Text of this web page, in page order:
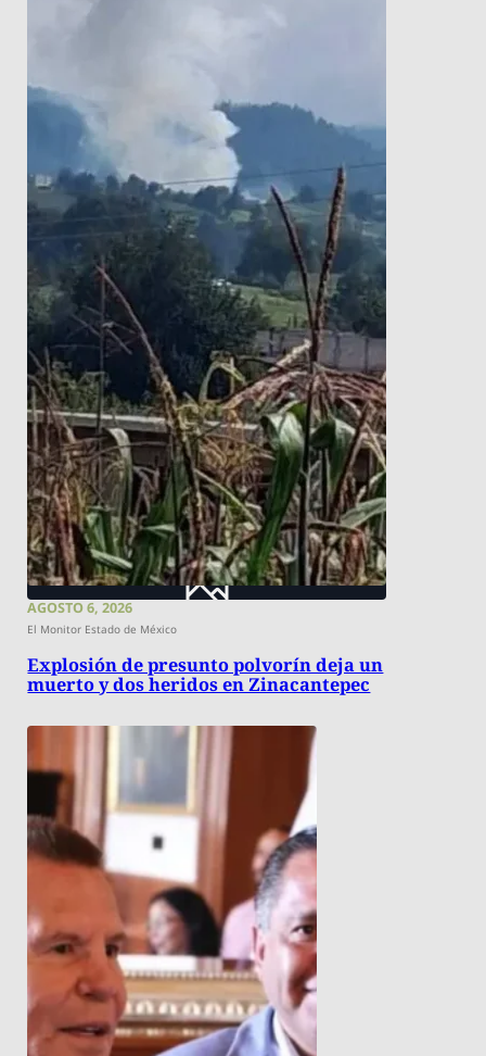
AGOSTO 6, 2026
El Monitor Estado de México
Explosión de presunto polvorín deja un
muerto y dos heridos en Zinacantepec